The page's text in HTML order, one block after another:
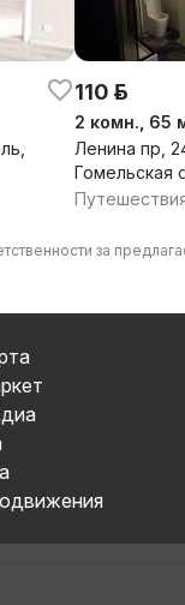
110 р.
2 комн., 65
Ленина пр,
Гомельская
за